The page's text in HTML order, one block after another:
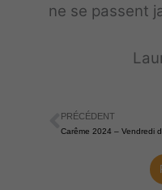
ne se passent
PRÉCÉDENT